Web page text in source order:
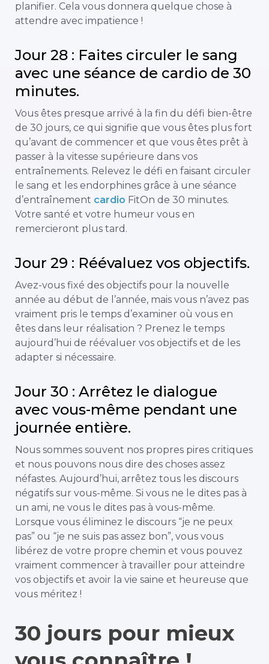
planifier. Cela vous donnera quelque chose à
attendre avec impatience !
Jour 28 : Faites circuler le sang
avec une séance de cardio de 30
minutes.
Vous êtes presque arrivé à la fin du défi bien-être
de 30 jours, ce qui signifie que vous êtes plus fort
qu’avant de commencer et que vous êtes prêt à
passer à la vitesse supérieure dans vos
entraînements. Relevez le défi en faisant circuler
le sang et les endorphines grâce à une séance
d’entraînement cardio FitOn de 30 minutes.
Votre santé et votre humeur vous en
remercieront plus tard.
Jour 29 : Réévaluez vos objectifs.
Avez-vous fixé des objectifs pour la nouvelle
année au début de l’année, mais vous n’avez pas
vraiment pris le temps d’examiner où vous en
êtes dans leur réalisation ? Prenez le temps
aujourd’hui de réévaluer vos objectifs et de les
adapter si nécessaire.
Jour 30 : Arrêtez le dialogue
avec vous-même pendant une
journée entière.
Nous sommes souvent nos propres pires critiques
et nous pouvons nous dire des choses assez
néfastes. Aujourd’hui, arrêtez tous les discours
négatifs sur vous-même. Si vous ne le dites pas à
un ami, ne vous le dites pas à vous-même.
Lorsque vous éliminez le discours “je ne peux
pas” ou “je ne suis pas assez bon”, vous vous
libérez de votre propre chemin et vous pouvez
vraiment commencer à travailler pour atteindre
vos objectifs et avoir la vie saine et heureuse que
vous méritez !
30 jours pour mieux